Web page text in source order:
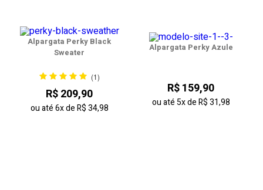
Alpargata Perky Black
Sweater
(1)
R$ 209,90
ou até6xdeR$ 34,98
Alpargata Perky Azule
R$ 159,90
ou até5xdeR$ 31,98